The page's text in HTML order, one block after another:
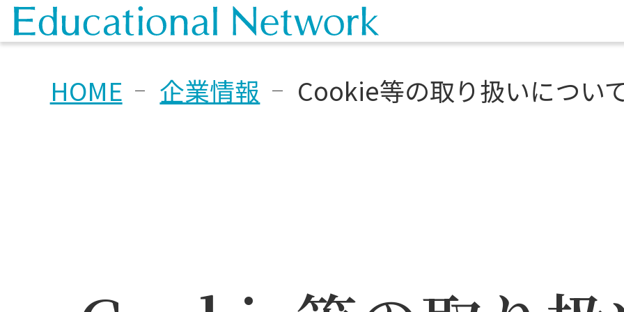
HOME 企業情報 Cookie等の取り扱いについ